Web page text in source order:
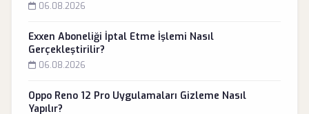
06.08.2026
Exxen Aboneliği İptal Etme İşlemi Nasıl
Gerçekleştirilir?
06.08.2026
Oppo Reno 12 Pro Uygulamaları Gizleme Nasıl
Yapılır?